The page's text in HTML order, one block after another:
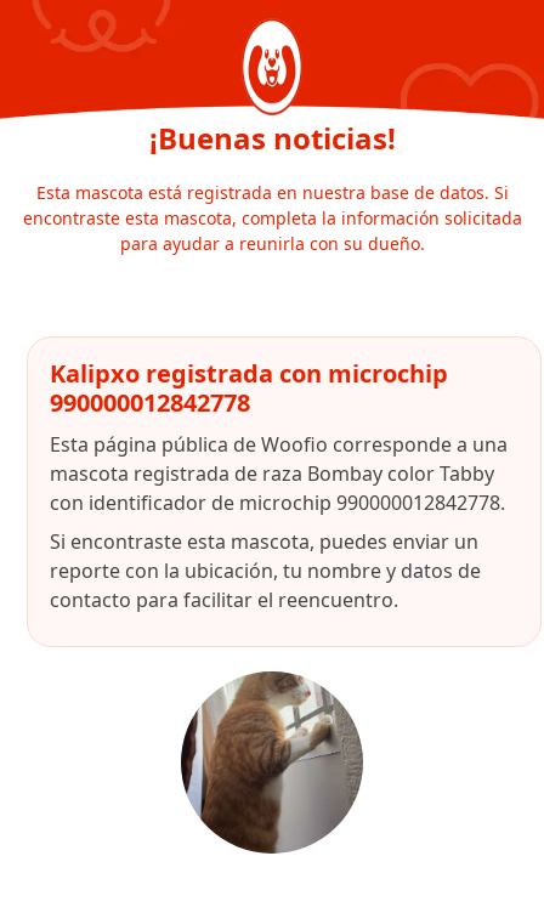
¡Buenas noticias!
Esta mascota está registrada en nuestra base de datos. Si
encontraste esta mascota, completa la información solicitada
para ayudar a reunirla con su dueño.
Kalipxo registrada con microchip
990000012842778
Esta página pública de Woofio corresponde a una
mascota registrada de raza Bombay color Tabby
con identificador de microchip 990000012842778.
Si encontraste esta mascota, puedes enviar un
reporte con la ubicación, tu nombre y datos de
contacto para facilitar el reencuentro.